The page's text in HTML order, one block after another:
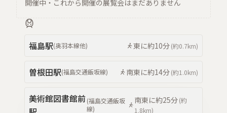
開催中・これから開催の展覧会はまだありません
福島駅(奥羽本線他) 東に約10分(約0.7km)
曽根田駅(福島交通飯坂線) 南東に約14分(約1.0km)
美術館図書館前(福島交通飯坂
線)
南東に約25分(約
1.8km)